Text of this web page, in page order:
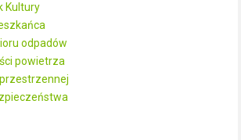
Kultury
odpadów
powietrza